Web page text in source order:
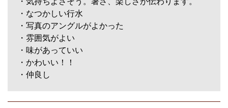
・なつかしい行水
・写真のアングルがよかった
・雰囲気がよい
・味があっていい
・かわいい！！
・仲良し